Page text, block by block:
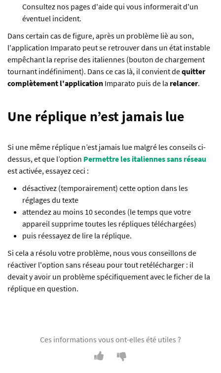
Consultez nos pages d'aide qui vous informerait d'un
éventuel incident.
Dans certain cas de figure, après un problème liè au son,
l'application Imparato peut se retrouver dans un état instable
empêchant la reprise des italiennes (bouton de chargement
tournant indéfiniment). Dans ce cas là, il convient dequitter
complètement l'application Imparato puis de la relancer.
Une réplique n’est jamais lue
Si une même réplique n’est jamais lue malgré les conseils ci-
dessus, et que l’option Permettre les italiennes sans réseau
est activée, essayez ceci :
désactivez (temporairement) cette option dans les
réglages du texte
attendez au moins 10 secondes (le temps que votre
appareil supprime toutes les répliques téléchargées)
puis réessayez de lire la réplique.
Si cela a résolu votre problème, nous vous conseillons de
réactiver l'option sans réseau pour tout retélécharger : il
devait y avoir un problème spécifiquement avec le ficher de la
réplique en question.
Ces informations vous ont-elles été utiles ?